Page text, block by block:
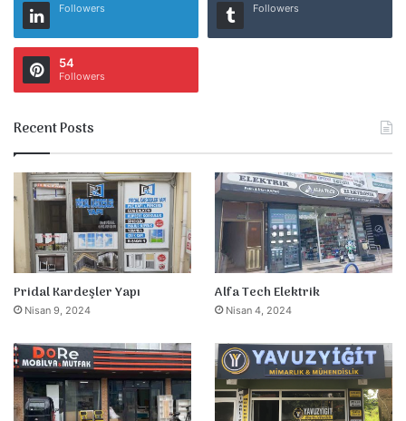
Followers Followers
54
Followers
Recent Posts
Pridal Kardeşler Yapı
Nisan 9, 2024
Alfa Tech Elektrik
Nisan 4, 2024